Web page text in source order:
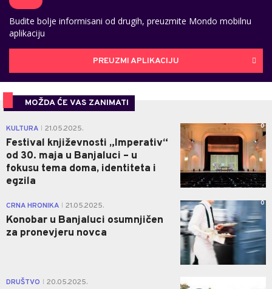
Budite bolje informisani od drugih, preuzmite Mondo mobilnu
aplikaciju
PREUZMI APLIKACIJU
MOŽDA ĆE VAS ZANIMATI
KULTURA 21.05.2025.
Festival književnosti „Imperativ“
od 30. maja u Banjaluci – u
fokusu tema doma, identiteta i
egzila
0
CRNA HRONIKA 21.05.2025.
Konobar u Banjaluci osumnjičen
za pronevjeru novca
0
DRUŠTVO 20.05.2025.